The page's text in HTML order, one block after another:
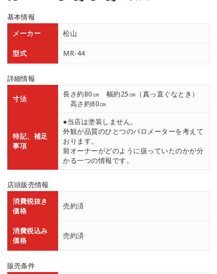
基本情報
メーカー
松山
型式 MR-44
詳細情報
寸法
長さ約80㎝ 幅約25㎝（真っ直ぐなとき）
高さ約80㎝
特記、補足
事項
●当店は塗装しません。
外観が品質のひとつのバロメーターを考えて
おります。
前オーナーがどのように扱っていたのかが分
かる一つの情報です。
店頭販売情報
消費税抜き
価格
売約済
消費税込み
価格
売約済
販売条件